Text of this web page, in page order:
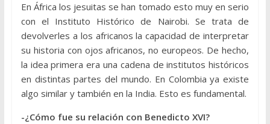
En África los jesuitas se han tomado esto muy en serio
con el Instituto Histórico de Nairobi. Se trata de
devolverles a los africanos la capacidad de interpretar
su historia con ojos africanos, no europeos. De hecho,
la idea primera era una cadena de institutos históricos
en distintas partes del mundo. En Colombia ya existe
algo similar y también en la India. Esto es fundamental.
-¿Cómo fue su relación con Benedicto XVI?